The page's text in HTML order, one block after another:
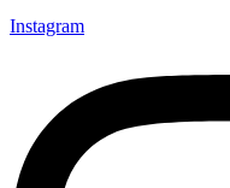
Instagram